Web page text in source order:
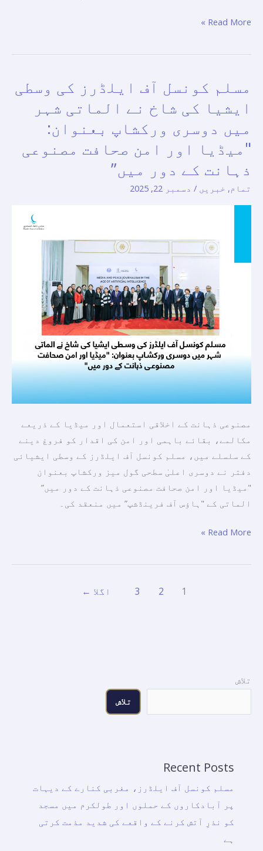
Read More »
مسلم کونسل آف ایلڈرز کی وسطی
ایشیا کی شاخ نے الماتی شہر
میں دوسری ورکشاپ بعنوان:
"میڈیا اور امن صحافت مصنوعی
ذہانت کے دور میں”
تمام, خبریں / دسمبر 22, 2025
مصنوعی ذہانت کے اخلاقی استعمال اور میڈیا کے ذریعے
مکالمے، بقائے باہمی اور امن کی اقدار کو فروغ دینے
کے سلسلے میں، مسلم کونسل آف ایلڈرز کے وسطی ایشیائی
دفتر نے دوسری اعلیٰ سطحی گول میز ورکشاپ بعنوان
"میڈیا اور امن صحافت مصنوعی ذہانت کے دور میں”
الماتی کے "ہاؤس آف فرینڈشپ” میں منعقد کی۔
آف
ایلڈرز
کی
ایشیا
کی
بعنوان:
امن
صحافت
مصنوعی
Read More »
1
2
3 اگلا ←
تلاش
تلاش
Recent Posts
مسلم کونسل آف ایلڈرز، مغربی کنارے کے دیہات
پر آبادکاروں کے حملوں اور طولکرم میں مسجد
کو نذرِ آتش کرنے کے واقعے کی شدید مذمت کرتی
ہے